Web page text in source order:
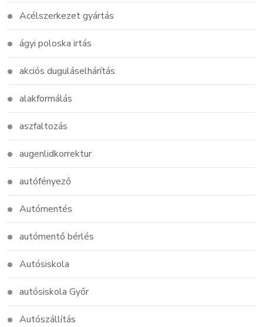
Acélszerkezet gyártás
ágyi poloska irtás
akciós duguláselhárítás
alakformálás
aszfaltozás
augenlidkorrektur
autófényező
Autómentés
autómentő bérlés
Autósiskola
autósiskola Győr
Autószállítás